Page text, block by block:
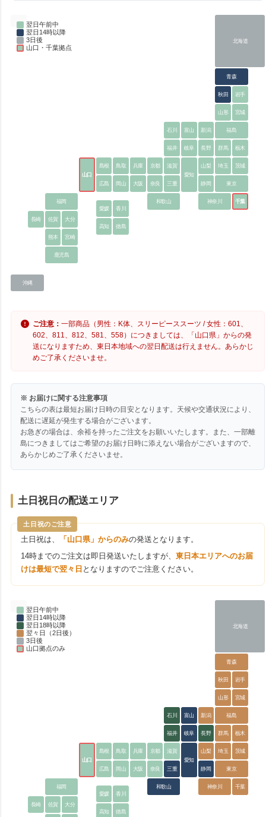
翌日午前中
翌日14時以降
3日後
山口・千葉拠点
北海道
青森
秋田 岩手
山形 宮城
石川 富山 新潟 福島
福井 岐阜 長野 群馬 栃木
山口
島根 鳥取 兵庫 京都
滋賀
愛知
山梨 埼玉 茨城
広島 岡山 大阪 奈良 三重 東京
福岡
愛媛
香川
和歌山
静岡
神奈川 千葉
長崎 佐賀
大分
高知
徳島
熊本
宮崎
鹿児島
沖縄
ご注意：一部商品（男性：K体、スリーピーススーツ / 女性：601、
602、811、812、581、558）につきましては、「山口県」からの発
送になりますため、東日本地域への翌日配送は行えません。あらかじ
めご了承くださいませ。
※ お届けに関する注意事項
こちらの表は最短お届け日時の目安となります。天候や交通状況により、
配送に遅延が発生する場合がございます。
お急ぎの場合は、余裕を持ったご注文をお願いいたします。また、一部離
島につきましてはご希望のお届け日時に添えない場合がございますので、
あらかじめご了承くださいませ。
土日祝日の配送エリア
土日祝のご注意
土日祝は、 「山口県」からのみの発送となります。
14時までのご注文は即日発送いたしますが、東日本エリアへのお届
けは最短で翌々日 となりますのでご注意ください。
翌日午前中
翌日14時以降
翌日18時以降
翌々日（2日後）
3日後
山口拠点のみ
北海道
青森
秋田 岩手
山形 宮城
福島
新潟
群馬 栃木
埼玉 茨城
東京
神奈川 千葉
山梨
石川
福井 長野
富山
岐阜
愛知
静岡
三重
和歌山
山口
島根 鳥取
広島 岡山
兵庫 京都 滋賀
大阪 奈良
香川
愛媛
徳島
高知
福岡
佐賀 大分
長崎